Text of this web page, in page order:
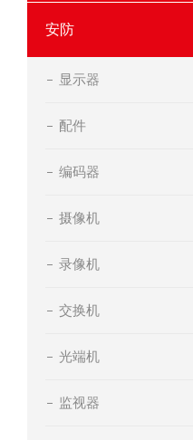
安防
显示器
配件
编码器
摄像机
录像机
交换机
光端机
监视器